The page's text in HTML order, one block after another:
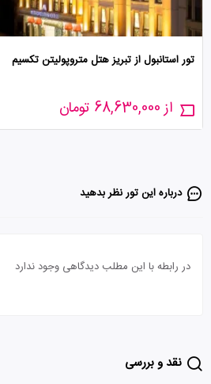
تور استانبول از تبریز هتل متروپولیتن تکسیم
از 68,630,000 تومان
درباره این تور‌ نظر بدهید
در رابطه با این مطلب دیدگاهی وجود ندارد
نقد و بررسی